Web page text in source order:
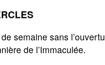
semaine sans
de l’Immaculée.